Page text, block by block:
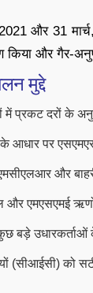
और 31
किया और गैर-
मुद्दे
में प्रकट दरों के
के आधार पर
और
एमएसएमई ऋणों
उधारकर्ताओं के
(सीआईसी) को